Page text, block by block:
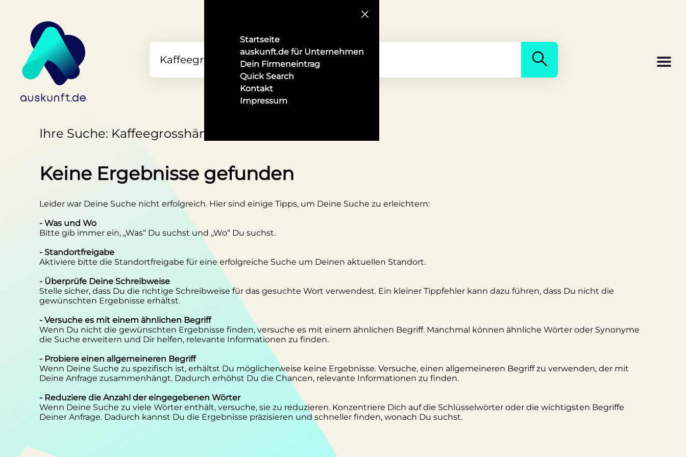
Startseite
auskunft.de für Unternehmen
Dein Firmeneintrag
Quick Search
Kontakt
Impressum
Ihre Suche: Kaffeegrosshändler in Cottbus
Keine Ergebnisse gefunden
Leider war Deine Suche nicht erfolgreich. Hier sind einige Tipps, um Deine Suche zu erleichtern:
- Was und Wo
Bitte gib immer ein, „Was“ Du suchst und „Wo“ Du suchst.
- Standortfreigabe
Aktiviere bitte die Standortfreigabe für eine erfolgreiche Suche um Deinen aktuellen Standort.
- Überprüfe Deine Schreibweise
Stelle sicher, dass Du die richtige Schreibweise für das gesuchte Wort verwendest. Ein kleiner Tippfehler kann dazu führen, dass Du nicht die
gewünschten Ergebnisse erhältst.
- Versuche es mit einem ähnlichen Begriff
Wenn Du nicht die gewünschten Ergebnisse finden, versuche es mit einem ähnlichen Begriff. Manchmal können ähnliche Wörter oder Synonyme
die Suche erweitern und Dir helfen, relevante Informationen zu finden.
- Probiere einen allgemeineren Begriff
Wenn Deine Suche zu spezifisch ist, erhältst Du möglicherweise keine Ergebnisse. Versuche, einen allgemeineren Begriff zu verwenden, der mit
Deine Anfrage zusammenhängt. Dadurch erhöhst Du die Chancen, relevante Informationen zu finden.
- Reduziere die Anzahl der eingegebenen Wörter
Wenn Deine Suche zu viele Wörter enthält, versuche, sie zu reduzieren. Konzentriere Dich auf die Schlüsselwörter oder die wichtigsten Begriffe
Deiner Anfrage. Dadurch kannst Du die Ergebnisse präzisieren und schneller finden, wonach Du suchst.